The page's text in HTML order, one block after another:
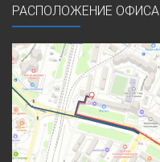
РАСПОЛОЖЕНИЕ ОФИСА